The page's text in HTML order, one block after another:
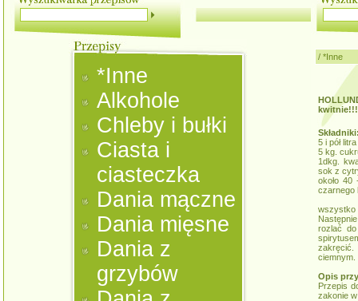
*Inne
Alkohole
Chleby i bułki
Ciasta i
ciasteczka
Dania mączne
Dania mięsne
Dania z
grzybów
/ *Inne
5 i pół
5 kg.
1dkg.
sok z
około 40
czarnego
rozlać
ciemnym.
Opis
Przepis
zakonie